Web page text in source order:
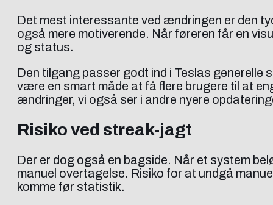
Det mest interessante ved ændringen er den
også mere motiverende. Når føreren får en
og status.
Den tilgang passer godt ind i Teslas
være en smart måde at få flere brugere til at
ændringer, vi også ser i andre nyere
Risiko ved streak-jagt
Der er dog også en bagside. Når et system
manuel overtagelse. Risiko for at undgå
komme før statistik.